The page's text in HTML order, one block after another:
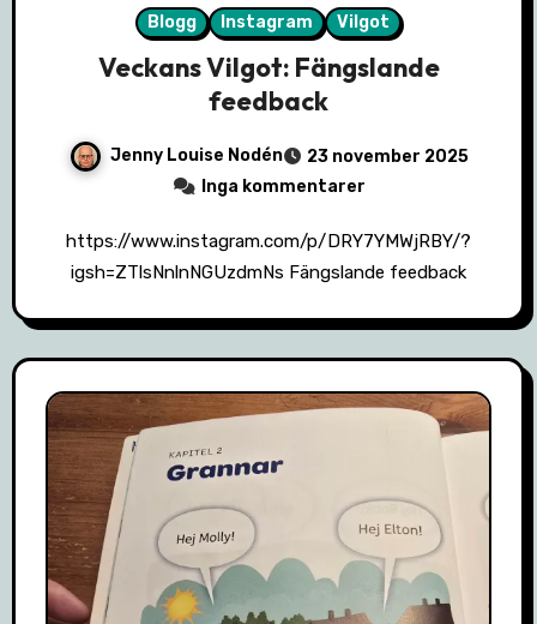
Blogg Instagram Vilgot
Veckans Vilgot: Fängslande
feedback
Jenny Louise Nodén
23 november 2025
Inga kommentarer
https://www.instagram.com/p/DRY7YMWjRBY/?
igsh=ZTlsNnlnNGUzdmNs Fängslande feedback